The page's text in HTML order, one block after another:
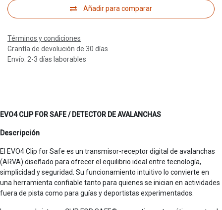
Añadir para comparar
Términos y condiciones
Grantía de devolución de 30 días
Envío: 2-3 días laborables
EVO4 CLIP FOR SAFE / DETECTOR DE AVALANCHAS
Descripción
El EVO4 Clip for Safe es un transmisor-receptor digital de avalanchas
(ARVA) diseñado para ofrecer el equilibrio ideal entre tecnología,
simplicidad y seguridad. Su funcionamiento intuitivo lo convierte en
una herramienta confiable tanto para quienes se inician en actividades
fuera de pista como para guías y deportistas experimentados.